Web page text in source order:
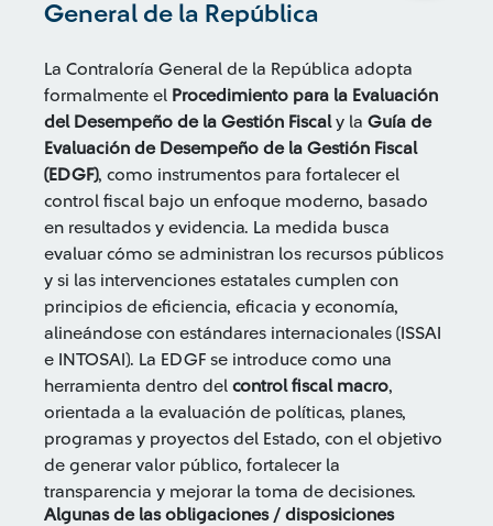
General de la República
La Contraloría General de la República adopta
formalmente el Procedimiento para la Evaluación
del Desempeño de la Gestión Fiscaly la Guía de
Evaluación de Desempeño de la Gestión Fiscal
(EDGF), como instrumentos para fortalecer el
control fiscal bajo un enfoque moderno, basado
en resultados y evidencia. La medida busca
evaluar cómo se administran los recursos públicos
y si las intervenciones estatales cumplen con
principios de eficiencia, eficacia y economía,
alineándose con estándares internacionales (ISSAI
e INTOSAI). La EDGF se introduce como una
herramienta dentro del control fiscal macro,
orientada a la evaluación de políticas, planes,
programas y proyectos del Estado, con el objetivo
de generar valor público, fortalecer la
transparencia y mejorar la toma de decisiones.
Algunas de las obligaciones / disposiciones